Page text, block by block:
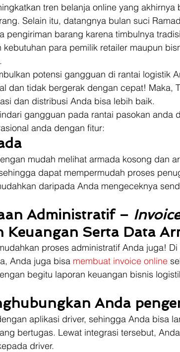
tren belanja online yang akhirnya
Selain itu, datangnya bulan suci
pengiriman barang karena timbulnya
para pemilik retailer maupun
potensi gangguan di rantai logistik
dan tidak bergerak dengan cepat! Maka,
dan distribusi Anda bisa lebih baik.
gangguan pada rantai pasokan anda
anda dengan fitur:
mudah melihat armada kosong dan
dapat mempermudah proses
daripada Anda mengeceknya
Administratif –
Keuangan Serta Data
proses administratif Anda juga!
Anda juga bisa membuat invoice online
begitu laporan keuangan bisnis
Anda
aplikasi driver, sehingga Anda bisa
bertugas. Lewat integrasi tersebut,
driver.